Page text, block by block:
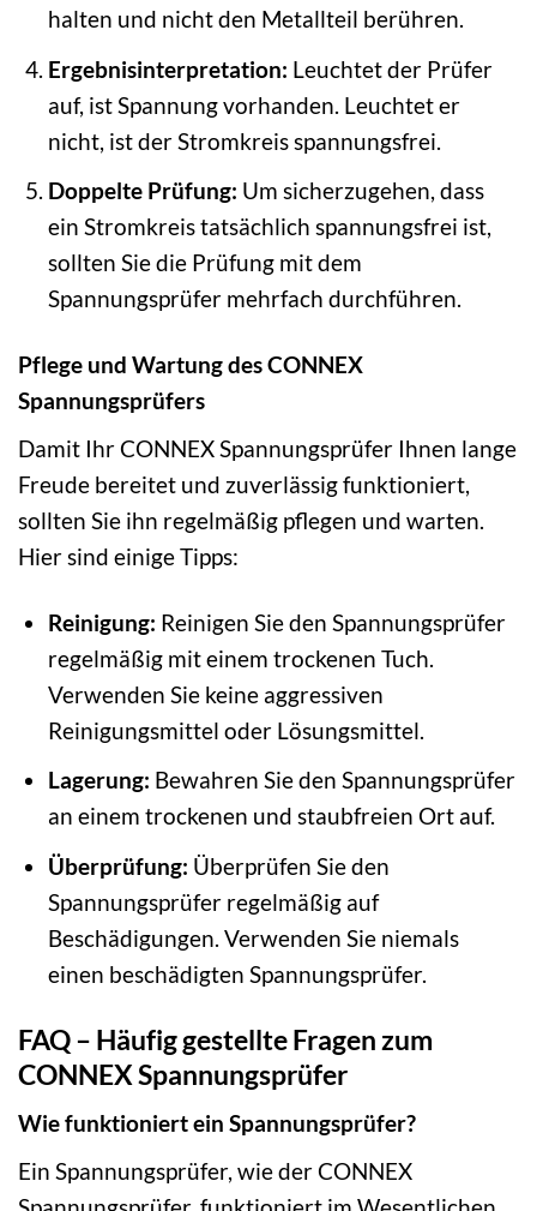
halten und nicht den Metallteil berühren.
Ergebnisinterpretation: Leuchtet der Prüfer
auf, ist Spannung vorhanden. Leuchtet er
nicht, ist der Stromkreis spannungsfrei.
Doppelte Prüfung: Um sicherzugehen, dass
ein Stromkreis tatsächlich spannungsfrei ist,
sollten Sie die Prüfung mit dem
Spannungsprüfer mehrfach durchführen.
Pflege und Wartung des CONNEX
Spannungsprüfers
Damit Ihr CONNEX Spannungsprüfer Ihnen lange
Freude bereitet und zuverlässig funktioniert,
sollten Sie ihn regelmäßig pflegen und warten.
Hier sind einige Tipps:
Reinigung: Reinigen Sie den Spannungsprüfer
regelmäßig mit einem trockenen Tuch.
Verwenden Sie keine aggressiven
Reinigungsmittel oder Lösungsmittel.
Lagerung: Bewahren Sie den Spannungsprüfer
an einem trockenen und staubfreien Ort auf.
Überprüfung: Überprüfen Sie den
Spannungsprüfer regelmäßig auf
Beschädigungen. Verwenden Sie niemals
einen beschädigten Spannungsprüfer.
FAQ – Häufig gestellte Fragen zum
CONNEX Spannungsprüfer
Wie funktioniert ein Spannungsprüfer?
Ein Spannungsprüfer, wie der CONNEX